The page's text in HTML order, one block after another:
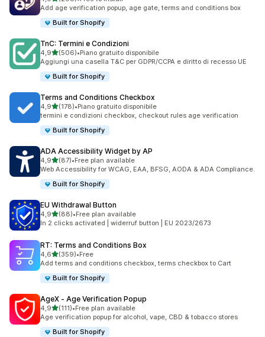
298 recensioni totali
Add age verification popup, age gate, terms and conditions box
Built for Shopify
TnC: Termini e Condizioni
4,9stelle su 5
(506)
506 recensioni totali
•Piano gratuito disponibile
Aggiungi una casella T&C per GDPR/CCPA e diritto di recesso UE
Built for Shopify
Terms and Conditions Checkbox
4,9stelle su 5
(178)
178 recensioni totali
•Piano gratuito disponibile
termini e condizioni checkbox, checkout rules age verification
Built for Shopify
ADA Accessibility Widget by AP
4,9stelle su 5
(87)
87 recensioni totali
•Free plan available
Web Accessibility for WCAG, EAA, BFSG, AODA & ADA Compliance.
Built for Shopify
EU Withdrawal Button
4,9stelle su 5
(88)
88 recensioni totali
•Free plan available
In 2 clicks activated | widerruf button | EU 2023/2673
RT: Terms and Conditions Box
4,6stelle su 5
(359)
359 recensioni totali
•Free
Add terms and conditions checkbox, terms checkbox to Cart
Built for Shopify
AgeX ‑ Age Verification Popup
4,9stelle su 5
(111)
111 recensioni totali
•Free plan available
Age verification popup for alcohol, vape, CBD & tobacco stores
Built for Shopify